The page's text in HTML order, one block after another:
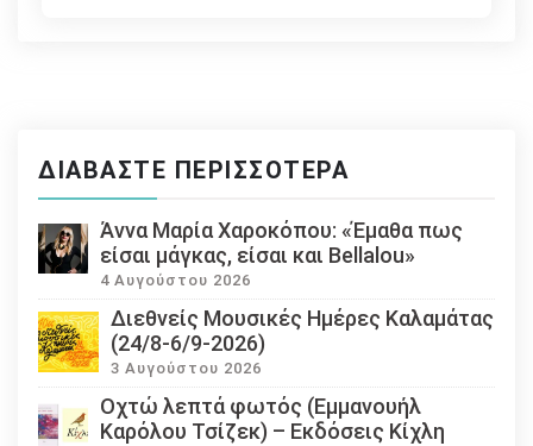
ΔΙΑΒΆΣΤΕ ΠΕΡΙΣΣΌΤΕΡΑ
Άννα Μαρία Χαροκόπου: «Έμαθα πως
είσαι μάγκας, είσαι και Bellalou»
4 Αυγούστου 2026
Διεθνείς Μουσικές Ημέρες Καλαμάτας
(24/8-6/9-2026)
3 Αυγούστου 2026
Οχτώ λεπτά φωτός (Εμμανουήλ
Καρόλου Τσίζεκ) – Εκδόσεις Κίχλη